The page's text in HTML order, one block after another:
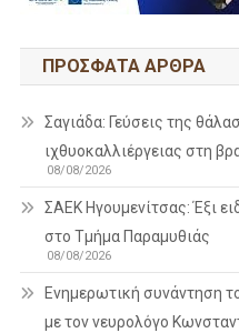
ΠΡΌΣΦΑΤΑ ΆΡΘΡΑ
Σαγιάδα: Γεύσεις της
ιχθυοκαλλιέργειας στη
08/08/2026
ΣΑΕΚ Ηγουμενίτσας: Έξι
στο Τμήμα Παραμυθιάς
08/08/2026
Ενημερωτική συνάντηση
με τον νευρολόγο